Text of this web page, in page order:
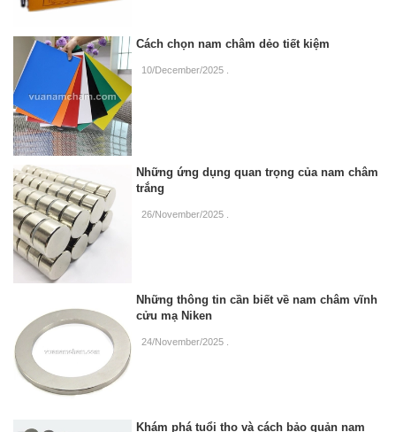
Cách chọn nam châm dẻo tiết kiệm
10/December/2025
Những ứng dụng quan trọng của nam châm
trắng
26/November/2025
Những thông tin cần biết về nam châm vĩnh
cửu mạ Niken
24/November/2025
Khám phá tuổi thọ và cách bảo quản nam